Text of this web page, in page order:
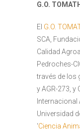
G.O.
El G.O.
SCA,
Calidad
Pedroches-
través de los
y AGR-273,
Universidad
‘Ciencia